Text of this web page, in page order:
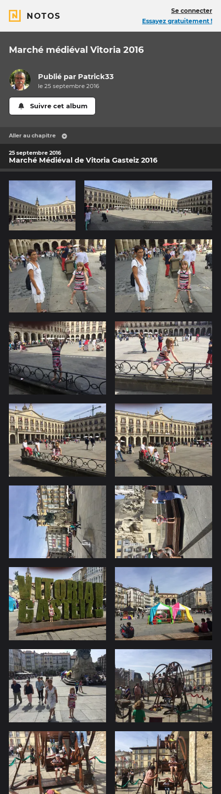
NOTOS
Se connecter
Essayez gratuitement !
Marché médiéval Vitoria 2016
Publié par Patrick33
le 25 septembre 2016
Suivre cet album
Aller au chapitre
25 septembre 2016
Marché Médiéval de Vitoria Gasteiz 2016